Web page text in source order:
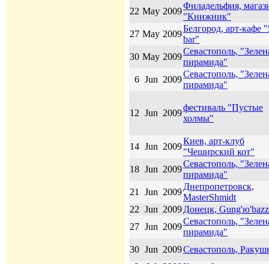
22 May 2009
Филадельфия,
"Книжник"
27 May 2009
Белгород, арт-кафе
bar"
30 May 2009
Севастополь,
пирамида"
6 Jun 2009
Севастополь,
пирамида"
12 Jun 2009
фестиваль "Пустые
холмы"
14 Jun 2009
Киев, арт-клуб
"Чеширский кот"
18 Jun 2009
Севастополь,
пирамида"
21
Jun 2009
Днепропетровск,
MasterShmidt
22 Jun 2009Донецк, Gung'ю'bazz
27 Jun 2009
Севастополь,
пирамида"
30 Jun 2009Севастополь,